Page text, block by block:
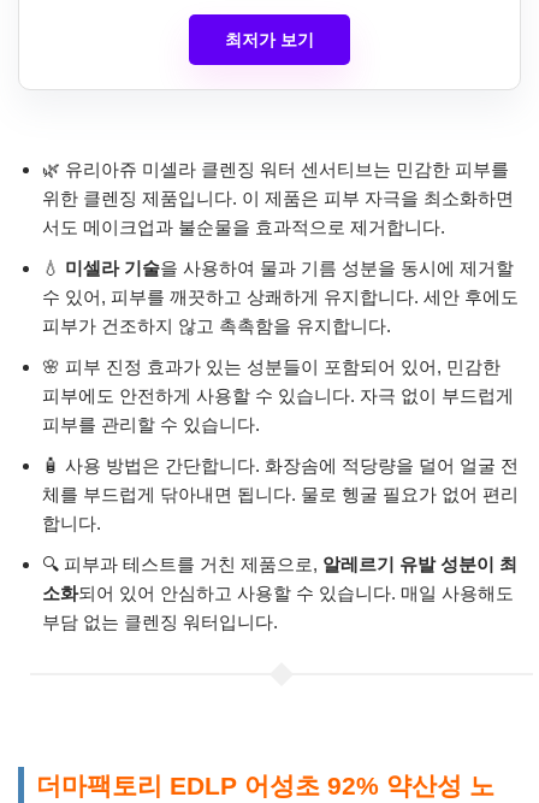
최저가 보기
🌿 유리아쥬 미셀라 클렌징 워터 센서티브는 민감한 피부를
위한 클렌징 제품입니다. 이 제품은 피부 자극을 최소화하면
서도 메이크업과 불순물을 효과적으로 제거합니다.
💧 미셀라 기술을 사용하여 물과 기름 성분을 동시에 제거할
수 있어, 피부를 깨끗하고 상쾌하게 유지합니다. 세안 후에도
피부가 건조하지 않고 촉촉함을 유지합니다.
🌸 피부 진정 효과가 있는 성분들이 포함되어 있어, 민감한
피부에도 안전하게 사용할 수 있습니다. 자극 없이 부드럽게
피부를 관리할 수 있습니다.
🧴 사용 방법은 간단합니다. 화장솜에 적당량을 덜어 얼굴 전
체를 부드럽게 닦아내면 됩니다. 물로 헹굴 필요가 없어 편리
합니다.
🔍 피부과 테스트를 거친 제품으로, 알레르기 유발 성분이 최
소화되어 있어 안심하고 사용할 수 있습니다. 매일 사용해도
부담 없는 클렌징 워터입니다.
더마팩토리 EDLP 어성초 92% 약산성 노